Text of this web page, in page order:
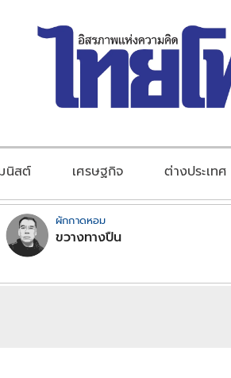
นิสต์ เศรษฐกิจ ต่างประเทศ
ผักกาดหอม
ขวางทางปืน